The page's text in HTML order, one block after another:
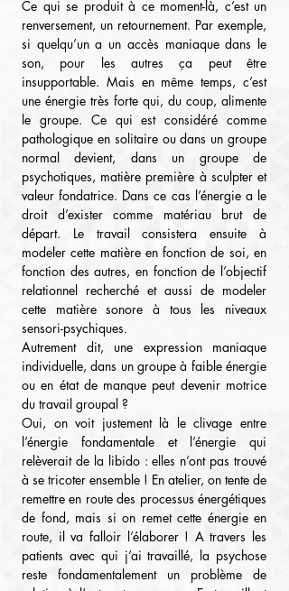
Ce qui se produit à ce moment-là, c’est un
renversement, un retournement. Par exemple,
si quelqu’un a un accès maniaque dans le
son, pour les autres ça peut être
insupportable. Mais en même temps, c’est
une énergie très forte qui, du coup, alimente
le groupe. Ce qui est considéré comme
pathologique en solitaire ou dans un groupe
normal devient, dans un groupe de
psychotiques, matière première à sculpter et
valeur fondatrice. Dans ce cas l’énergie a le
droit d’exister comme matériau brut de
départ. Le travail consistera ensuite à
modeler cette matière en fonction de soi, en
fonction des autres, en fonction de l’objectif
relationnel recherché et aussi de modeler
cette matière sonore à tous les niveaux
sensori-psychiques.
Autrement dit, une expression maniaque
individuelle, dans un groupe à faible énergie
ou en état de manque peut devenir motrice
du travail groupal ?
Oui, on voit justement là le clivage entre
l’énergie fondamentale et l’énergie qui
relèverait de la libido : elles n’ont pas trouvé
à se tricoter ensemble ! En atelier, on tente de
remettre en route des processus énergétiques
de fond, mais si on remet cette énergie en
route, il va falloir l’élaborer ! A travers les
patients avec qui j’ai travaillé, la psychose
reste fondamentalement un problème de